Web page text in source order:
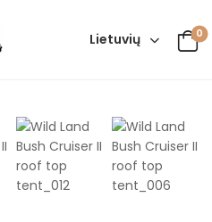
Lietuvių 0